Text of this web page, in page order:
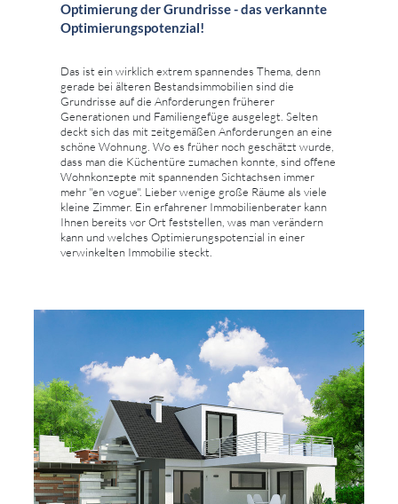
Optimierung der Grundrisse - das verkannte
Optimierungspotenzial!
Das ist ein wirklich extrem spannendes Thema, denn
gerade bei älteren Bestandsimmobilien sind die
Grundrisse auf die Anforderungen früherer
Generationen und Familiengefüge ausgelegt. Selten
deckt sich das mit zeitgemäßen Anforderungen an eine
schöne Wohnung. Wo es früher noch geschätzt wurde,
dass man die Küchentüre zumachen konnte, sind offene
Wohnkonzepte mit spannenden Sichtachsen immer
mehr "en vogue". Lieber wenige große Räume als viele
kleine Zimmer. Ein erfahrener Immobilienberater kann
Ihnen bereits vor Ort feststellen, was man verändern
kann und welches Optimierungspotenzial in einer
verwinkelten Immobilie steckt.